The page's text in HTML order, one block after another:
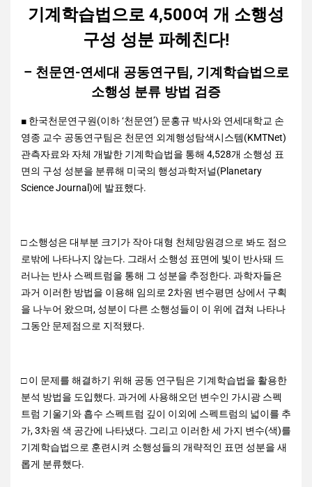
기계학습법으로 4,500여 개 소행성
구성 성분 파헤친다!
– 천문연-연세대 공동연구팀, 기계학습법으로
소행성 분류 방법 검증
■ 한국천문연구원(이하 ‘천문연’) 문홍규 박사와 연세대학교 손
영종 교수 공동연구팀은 천문연 외계행성탐색시스템(KMTNet)
관측자료와 자체 개발한 기계학습법을 통해 4,528개 소행성 표
면의 구성 성분을 분류해 미국의 행성과학저널(Planetary
Science Journal)에 발표했다.
□ 소행성은 대부분 크기가 작아 대형 천체망원경으로 봐도 점으
로밖에 나타나지 않는다. 그래서 소행성 표면에 빛이 반사돼 드
러나는 반사 스펙트럼을 통해 그 성분을 추정한다. 과학자들은
과거 이러한 방법을 이용해 임의로 2차원 변수평면 상에서 구획
을 나누어 왔으며, 성분이 다른 소행성들이 이 위에 겹쳐 나타나
그동안 문제점으로 지적됐다.
□ 이 문제를 해결하기 위해 공동 연구팀은 기계학습법을 활용한
분석 방법을 도입했다. 과거에 사용해오던 변수인 가시광 스펙
트럼 기울기와 흡수 스펙트럼 깊이 이외에 스펙트럼의 넓이를 추
가, 3차원 색 공간에 나타냈다. 그리고 이러한 세 가지 변수(색)를
기계학습법으로 훈련시켜 소행성들의 개략적인 표면 성분을 새
롭게 분류했다.